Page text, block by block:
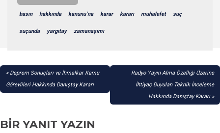
basın hakkında kanunu’na karar kararı muhalefet suç
suçunda yargıtay zamanaşımı
YAZI
GEZINMESI
Deprem Sonuçları ve İhmalkar Kamu
Görevlileri Hakkında Danıştay Kararı
Radyo Yayın Alma Özelliği Üzerine
İhtiyaç Duyulan Teknik İnceleme
Hakkında Danıştay Kararı
BIR YANIT YAZIN